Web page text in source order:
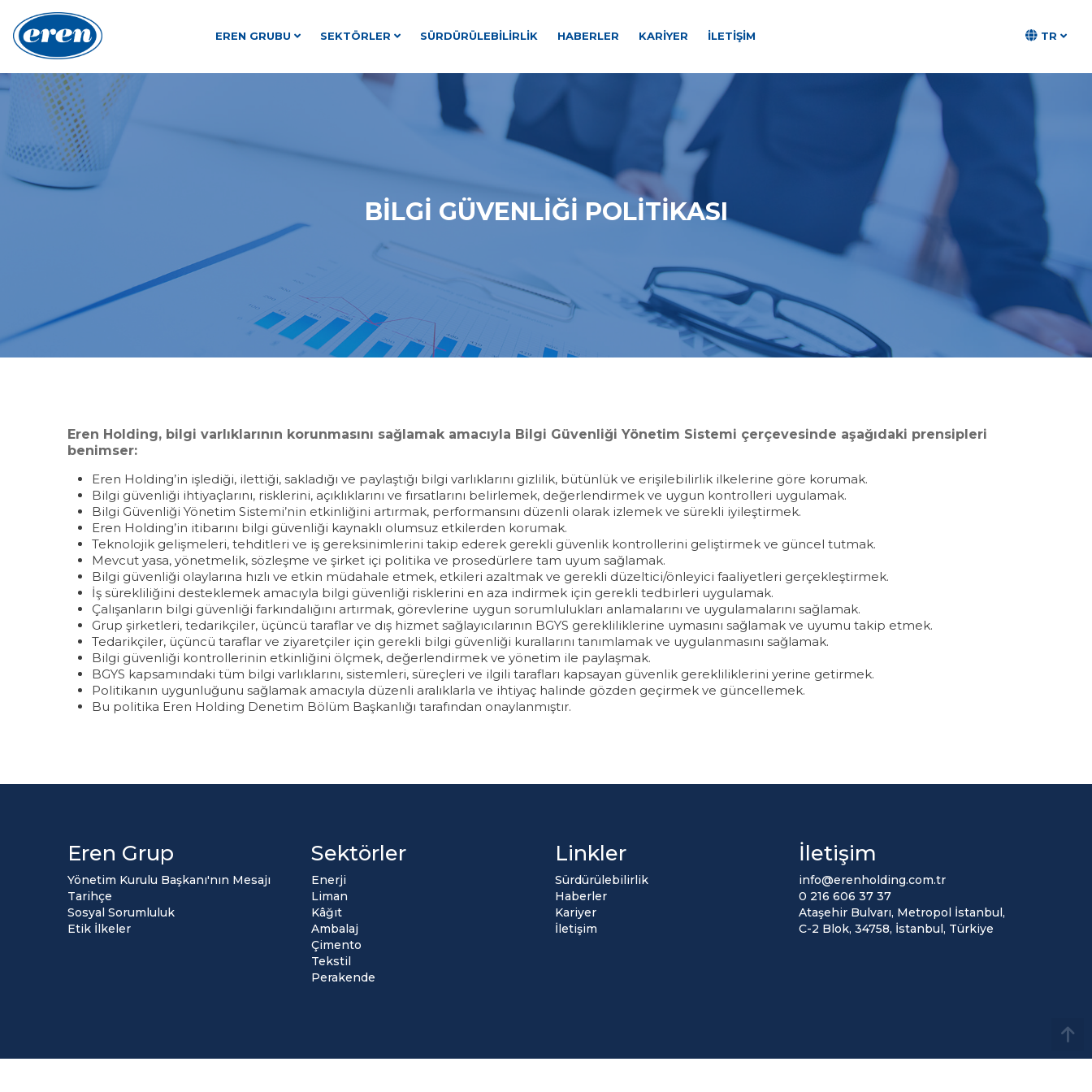
EREN GRUBU SEKTÖRLER SÜRDÜRÜLEBILIRLIK HABERLER KARIYER İLETIŞIM TR
BILGI GÜVENLIĞI POLITIKASI
Eren Holding, bilgi varlıklarının korunmasını sağlamak amacıyla Bilgi Güvenliği Yönetim Sistemi çerçevesinde aşağıdaki prensipleri
benimser:
Eren Holding’in işlediği, ilettiği, sakladığı ve paylaştığı bilgi varlıklarını gizlilik, bütünlük ve erişilebilirlik ilkelerine göre korumak.
Bilgi güvenliği ihtiyaçlarını, risklerini, açıklıklarını ve fırsatlarını belirlemek, değerlendirmek ve uygun kontrolleri uygulamak.
Bilgi Güvenliği Yönetim Sistemi’nin etkinliğini artırmak, performansını düzenli olarak izlemek ve sürekli iyileştirmek.
Eren Holding’in itibarını bilgi güvenliği kaynaklı olumsuz etkilerden korumak.
Teknolojik gelişmeleri, tehditleri ve iş gereksinimlerini takip ederek gerekli güvenlik kontrollerini geliştirmek ve güncel tutmak.
Mevcut yasa, yönetmelik, sözleşme ve şirket içi politika ve prosedürlere tam uyum sağlamak.
Bilgi güvenliği olaylarına hızlı ve etkin müdahale etmek, etkileri azaltmak ve gerekli düzeltici/önleyici faaliyetleri gerçekleştirmek.
İş sürekliliğini desteklemek amacıyla bilgi güvenliği risklerini en aza indirmek için gerekli tedbirleri uygulamak.
Çalışanların bilgi güvenliği farkındalığını artırmak, görevlerine uygun sorumlulukları anlamalarını ve uygulamalarını sağlamak.
Grup şirketleri, tedarikçiler, üçüncü taraflar ve dış hizmet sağlayıcılarının BGYS gerekliliklerine uymasını sağlamak ve uyumu takip etmek.
Tedarikçiler, üçüncü taraflar ve ziyaretçiler için gerekli bilgi güvenliği kurallarını tanımlamak ve uygulanmasını sağlamak.
Bilgi güvenliği kontrollerinin etkinliğini ölçmek, değerlendirmek ve yönetim ile paylaşmak.
BGYS kapsamındaki tüm bilgi varlıklarını, sistemleri, süreçleri ve ilgili tarafları kapsayan güvenlik gerekliliklerini yerine getirmek.
Politikanın uygunluğunu sağlamak amacıyla düzenli aralıklarla ve ihtiyaç halinde gözden geçirmek ve güncellemek.
Bu politika Eren Holding Denetim Bölüm Başkanlığı tarafından onaylanmıştır.
Eren Grup
Yönetim Kurulu Başkanı'nın Mesajı
Tarihçe
Sosyal Sorumluluk
Etik İlkeler
Sektörler
Enerji
Liman
Kâğıt
Ambalaj
Çimento
Tekstil
Perakende
Linkler
Sürdürülebilirlik
Haberler
Kariyer
İletişim
İletişim
info@erenholding.com.tr
0 216 606 37 37
Ataşehir Bulvarı, Metropol İstanbul,
C-2 Blok, 34758, İstanbul, Türkiye